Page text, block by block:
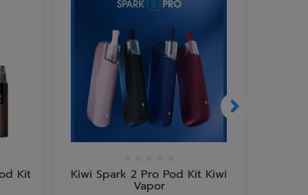
Kit Kiwi Spark 2 Pro Pod Kit Kiwi
Vapor